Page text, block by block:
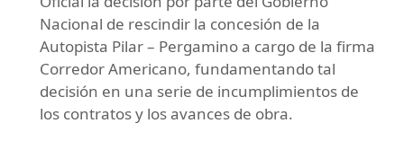
Nacional de rescindir la concesión de la
Autopista Pilar – Pergamino a cargo de la firma
Corredor Americano, fundamentando tal
decisión en una serie de incumplimientos de
los contratos y los avances de obra.